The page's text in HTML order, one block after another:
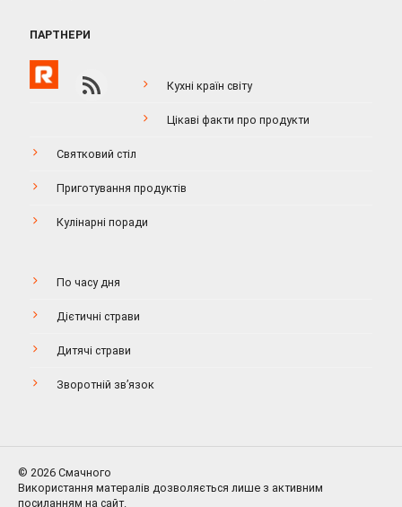
ПАРТНЕРИ
Кухні країн світу
Цікаві факти про продукти
Святковий стіл
Приготування продуктів
Кулінарні поради
По часу дня
Дієтичні страви
Дитячі страви
Зворотній зв’язок
© 2026 Смачного
Використання матералів дозволяється лише з активним
посиланням на сайт.